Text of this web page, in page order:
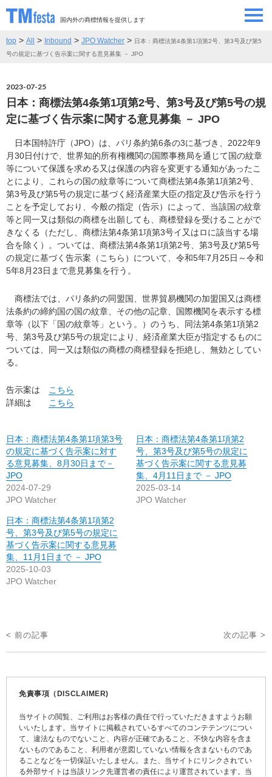
国内外の商標情報を提供します
SEMINAR/EVENT
CONTRIBUTORS 情報提供者
CONTACT お問い合わせ
top > All > Inbound > JPO Watcher > 日本：商標法第4条第1項第2号、第3号及び第5
号の規定に基づく告示案に関する意見募集 － JPO
2023-07-25
日本：商標法第4条第1項第2号、第3号及び第5号の規
定に基づく告示案に関する意見募集 － JPO
日本国特許庁（JPO）は、パリ条約第6条の3に基づき、2022年9
月30日付けで、世界知的所有権機関の国際事務局を通じて国の紋章
等について保護を求める又は保護の内容を変更する通知があったこ
とにより、これらの国の紋章等について商標法第4条第1項第2号、
第3号及び第5号の規定に基づく経済産業大臣の指定及び告示を行う
ことを予定しており、今般の指定（告示）によって、当該国の紋章
等と同一又は類似の商標を出願しても、商標登録を受けることがで
きなくる（ただし、商標法第4条第1項第3号イ又はロに該当する場
合を除く）。ついては、商標法第4条第1項第2号、第3号及び第5号
の規定に基づく告示案（こちら）について、令和5年7月25日～令和
5年8月23日まで意見募集を行う。
商標法では、パリ条約の同盟国、世界貿易機関の加盟国又は商標
法条約の締約国の国の紋章、その他の記章、国際機関を表示する標
章等（以下「国の紋章等」という。）のうち、同法第4条第1項第2
号、第3号及び第5号の規定により、経済産業大臣が指定するものに
ついては、同一又は類似の商標の商標登録を拒絶し、無効としてい
る。
告示案は
こちら
詳細は
こちら
日本：商標法第4条第1項第3号
の規定に基づく告示案に対す
る意見募集、8月30日まで－
JPO
2024-07-29
JPO Watcher
日本：商標法第4条第1項第2
号、第3号及び第5号の規定に
基づく告示案に関する意見募
集、4月11日まで － JPO
2025-03-14
JPO Watcher
日本：商標法第4条第1項第2
号、第3号及び第5号の規定に
基づく告示案に関する意見募
集、11月1日まで － JPO
2025-10-03
JPO Watcher
投
稿
< 前の記事 次の記事 >
免責事項（DISCLAIMER)
当サイトの閲覧、ご利用はお客様の責任で行っていただきますようお願
いいたします。当サイトに掲載されているすべてのコンテテンツについ
て、違法なものでないこと、内容が正確であること、不快な内容を含ま
ないものであること、利用者が意図していない情報を含まないものであ
ることなどを一切保証いたしません。また、当サイトにリンクされてい
る外部サイトは当該リンク先運営者の責任により運営されています。当